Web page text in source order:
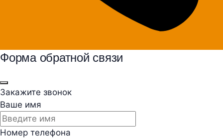
Форма обратной связи
Закажите звонок
Ваше имя
Номер телефона